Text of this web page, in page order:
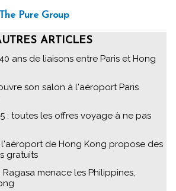
Pure Group
ARTICLES
ans de liaisons entre Paris et Hong
son salon à l'aéroport Paris
: toutes les offres voyage à ne pas
l'aéroport de Hong Kong propose des
gratuits
menace les Philippines,